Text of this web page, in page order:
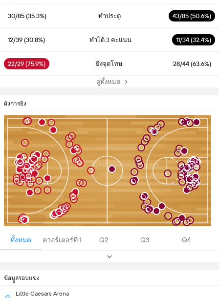
30/85 (35.3%) ทำประตู 43/85 (50.6%)
12/39 (30.8%) ทำได้ 3 คะแนน 11/34 (32.4%)
22/29 (75.9%) ยิงจุดโทษ 28/44 (63.6%)
ดูทั้งหมด
ผังการยิง
ทั้งหมด ควอร์เตอร์ที่ 1 Q2 Q3 Q4
ข้อมููลรอบแข่ง
Little Caesars Arena